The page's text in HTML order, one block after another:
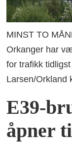
MINST TO
Orkanger har
for trafikk
Larsen/Orkland
E39-
åpner